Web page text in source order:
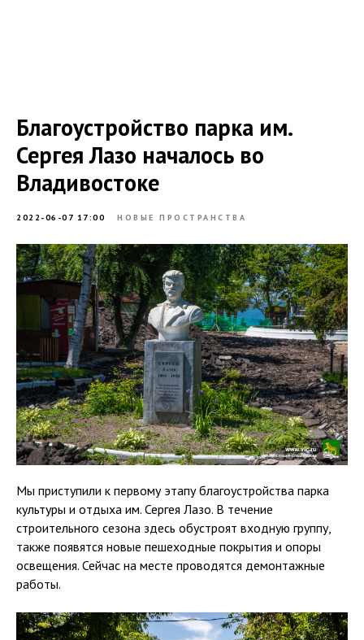
Благоустройство парка им.
Сергея Лазо началось во
Владивостоке
2022-06-07 17:00 НОВЫЕ ПРОСТРАНСТВА
Мы приступили к первому этапу благоустройства парка
культуры и отдыха им. Сергея Лазо. В течение
строительного сезона здесь обустроят входную группу,
также появятся новые пешеходные покрытия и опоры
освещения. Сейчас на месте проводятся демонтажные
работы.